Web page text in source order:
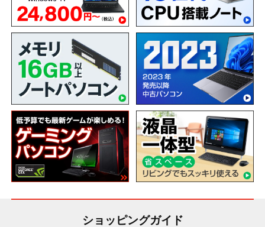
ショッピングガイド